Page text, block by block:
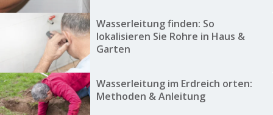
Wasserleitung finden: So
lokalisieren Sie Rohre in Haus &
Garten
Wasserleitung im Erdreich orten:
Methoden & Anleitung